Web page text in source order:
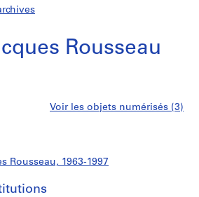
Rousseau
Voir les objets numérisés (3)
Rousseau, 1963-1997